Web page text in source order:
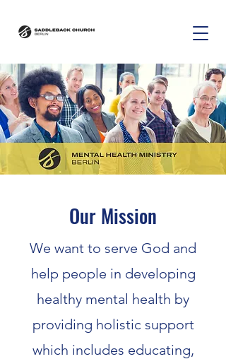
Our Mission
We want to serve God and
help people in developing
healthy mental health by
providing holistic support
which includes educating,